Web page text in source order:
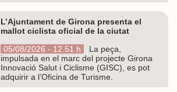
L’Ajuntament de Girona presenta el
mallot ciclista oficial de la ciutat
05/08/2026 - 12.51 h
La peça,
impulsada en el marc del projecte Girona
Innovació Salut i Ciclisme (GISC), es pot
adquirir a l’Oficina de Turisme.